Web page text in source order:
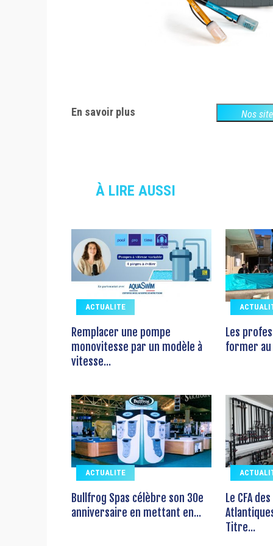
En savoir plus Nos
À LIRE AUSSI
ACTUALITE
Remplacer une pompe
monovitesse par un modèle à
vitesse...
Les
former au
ACTUALITE
Bullfrog Spas célèbre son 30e
anniversaire en mettant en...
Le CFA
Titre...